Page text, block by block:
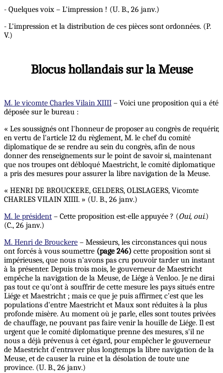
- Quelques voix – L'impression ! (U. B., 26 janv.)
- L'impression et la distribution de ces pièces sont ordonnées. (P.
V.)
Blocus hollandais sur la Meuse
M. le vicomte Charles Vilain XIIII – Voici une proposition qui a été
déposée sur le bureau :
« Les soussignés ont l'honneur de proposer au congrès de requérir,
en vertu de l'article 12 du règlement, M. le chef du comité
diplomatique de se rendre au sein du congrès, afin de nous
donner des renseignements sur le point de savoir si, maintenant
que nos troupes ont débloqué Maestricht, le comité diplomatique
a pris des mesures pour assurer la libre navigation de la Meuse.
« HENRI DE BROUCKERE, GELDERS, OLISLAGERS, Vicomte
CHARLES VILAIN XIIII. » (U. B., 26 janv.)
M. le président – Cette proposition est-elle appuyée ? (Oui, oui.)
(C., 26 janv.)
M. Henri de Brouckere – Messieurs, les circonstances qui nous
ont forcés à vous soumettre (page 246) cette proposition sont si
impérieuses, que nous n'avons pas cru pouvoir tarder un instant
à la présenter. Depuis trois mois, le gouverneur de Maestricht
empêche la navigation de la Meuse, de Liége à Venloo. Je ne dirai
pas tout ce qu'ont à souffrir de cette mesure les pays situés entre
Liége et Maestricht ; mais ce que je puis affirmer, c'est que les
populations d'entre Maestricht et Maux sont réduites à la plus
profonde misère. Au moment où je parle, elles sont toutes privées
de chauffage, ne pouvant pas faire venir la houille de Liége. Il est
urgent que le comité diplomatique prenne des mesures, s'il ne
nous a déjà prévenus à cet égard, pour empêcher le gouverneur
de Maestricht d'entraver plus longtemps la libre navigation de la
Meuse, et de causer la ruine et la désolation de toute une
province. (U. B., 26 janv.)